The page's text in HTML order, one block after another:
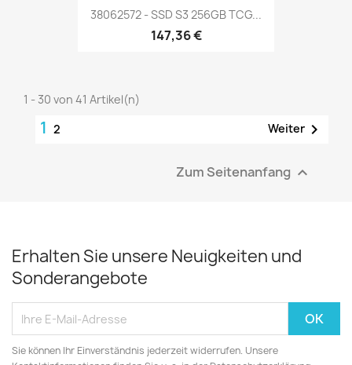
38062572 - SSD S3 256GB TCG...
147,36 €
1 - 30 von 41 Artikel(n)
1 2 Weiter 
Zum Seitenanfang 
Erhalten Sie unsere Neuigkeiten und
Sonderangebote
Sie können Ihr Einverständnis jederzeit widerrufen. Unsere